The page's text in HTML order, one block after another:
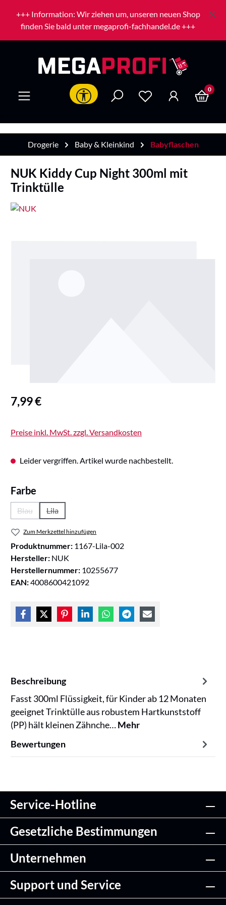
Zum Hauptinhalt springen
+++ Information: Wir ziehen um, unseren neuen Shop
finden Sie bald unter megaprofi-fachhandel.de +++
Werkzeugleiste anzeigen 0
Drogerie Baby & Kleinkind Babyflaschen
NUK Kiddy Cup Night 300ml mit
Trinktülle
Regulärer Preis:
7,99 €
Preise inkl. MwSt. zzgl. Versandkosten
Leider vergriffen. Artikel wurde nachbestellt.
Farbe
Blau
(Diese Option ist zurzeit nicht verfügbar.)
Lila
(Diese Option ist zurzeit nicht verfügbar.)
Zum Merkzettel hinzufügen
Produktnummer: 1167-Lila-002
Hersteller: NUK
Herstellernummer: 10255677
EAN:4008600421092
Beschreibung
Fasst 300ml Flüssigkeit, für Kinder ab 12 Monaten
geeignet Trinktülle aus robustem Hartkunststoff
(PP) hält kleinen Zähnche…Mehr
Bewertungen
Service-Hotline
Gesetzliche Bestimmungen
Unternehmen
Support und Service